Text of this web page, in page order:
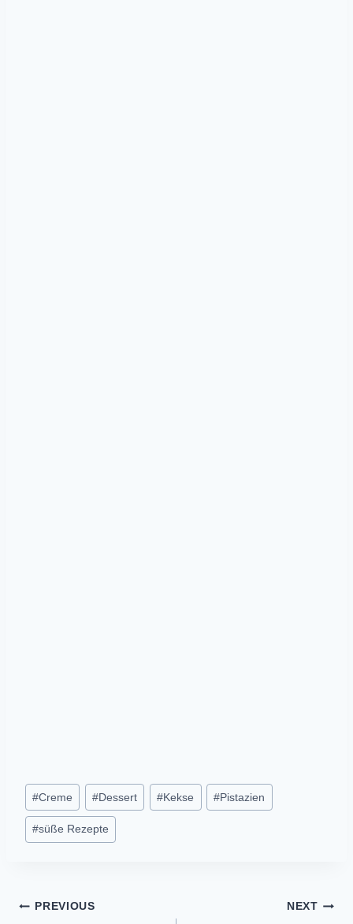
Post
Tags:
#Creme #Dessert #Kekse #Pistazien
#süße Rezepte
Post
PREVIOUS NEXT